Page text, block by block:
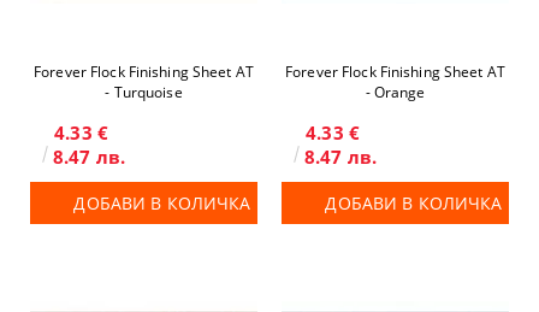
Forever Flock Finishing Sheet AT
- Turquoise
4.33 €
8.47 лв.
ДОБАВИ В КОЛИЧКА
Forever Flock Finishing Sheet AT
- Orange
4.33 €
8.47 лв.
ДОБАВИ В КОЛИЧКА